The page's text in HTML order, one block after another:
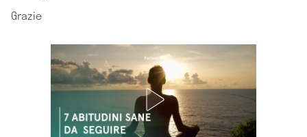
Grazie